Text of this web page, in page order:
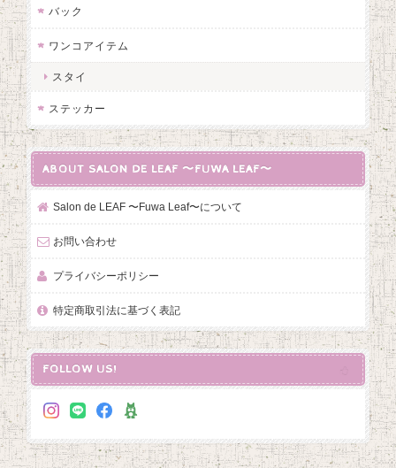
バック
ワンコアイテム
スタイ
ステッカー
ABOUT SALON DE LEAF 〜FUWA LEAF〜
Salon de LEAF 〜Fuwa Leaf〜について
お問い合わせ
プライバシーポリシー
特定商取引法に基づく表記
FOLLOW US!